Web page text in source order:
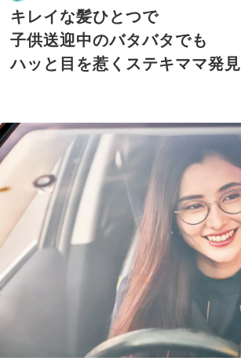
キレイな髪ひとつで
子供送迎中のバタバタでも
ハッと目を惹くステキママ発見